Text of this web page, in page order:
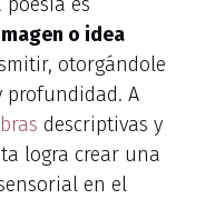
o idea
otorgándole
profundidad. A
descriptivas y
logra crear una
en el